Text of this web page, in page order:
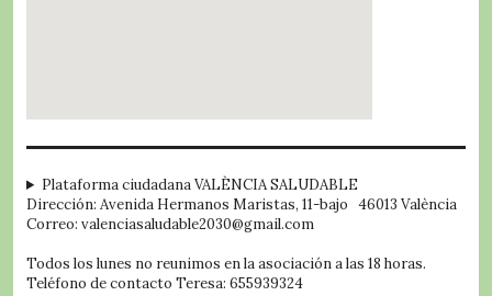
Plataforma ciudadana VALÈNCIA SALUDABLE
Dirección: Avenida Hermanos Maristas, 11-bajo 46013 València
Correo: valenciasaludable2030@gmail.com
Todos los lunes no reunimos en la asociación a las 18 horas.
Teléfono de contacto Teresa: 655939324